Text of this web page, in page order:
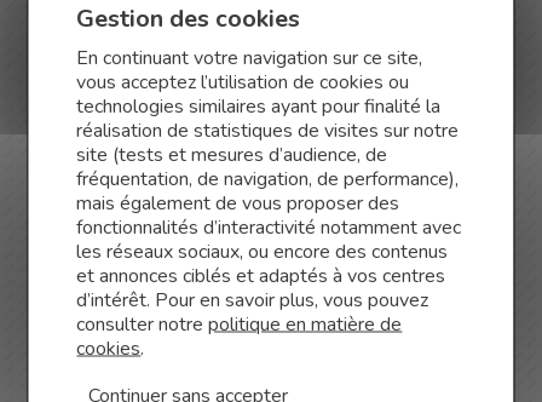
hétérogène tant en termes
de qualité des
hébergements que dans le
soin apporté aux
prestations et à l’accueil.
Dans ce contexte, le poids
du foncier et de l’immobilier
emporte souvent une part
importante du plan de
financement, ce qui
augmente les risques pour
les investisseurs.
cumule près de 9 ans
Gestion des cookies
En continuant votre navigation sur ce site,
vous acceptez l’utilisation de cookies ou
technologies similaires ayant pour finalité la
réalisation de statistiques de visites sur notre
site (tests et mesures d’audience, de
fréquentation, de navigation, de performance),
mais également de vous proposer des
fonctionnalités d’interactivité notamment avec
les réseaux sociaux, ou encore des contenus
et annonces ciblés et adaptés à vos centres
d’intérêt. Pour en savoir plus, vous pouvez
consulter notrepolitique en matière de
cookies.
Continuer sans accepter